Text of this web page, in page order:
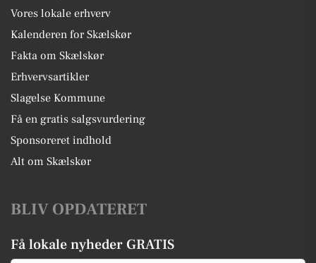
Vores lokale erhverv
Kalenderen for Skælskør
Fakta om Skælskør
Erhvervsartikler
Slagelse Kommune
Få en gratis salgsvurdering
Sponsoreret indhold
Alt om Skælskør
BLIV OPDATERET
Få lokale nyheder GRATIS